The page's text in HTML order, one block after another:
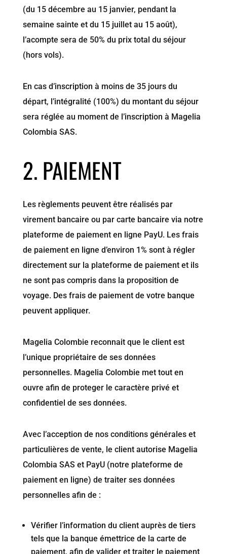
(du 15 décembre au 15 janvier, pendant la
semaine sainte et du 15 juillet au 15 août),
l’acompte sera de 50% du prix total du séjour
(hors vols).
En cas d’inscription à moins de 35 jours du
départ, l’intégralité (100%) du montant du séjour
sera réglée au moment de l’inscription à Magelia
Colombia SAS.
2. PAIEMENT
Les règlements peuvent être réalisés par
virement bancaire ou par carte bancaire via notre
plateforme de paiement en ligne PayU. Les frais
de paiement en ligne d’environ 1% sont à régler
directement sur la plateforme de paiement et ils
ne sont pas compris dans la proposition de
voyage. Des frais de paiement de votre banque
peuvent appliquer.
Magelia Colombie reconnait que le client est
l’unique propriétaire de ses données
personnelles. Magelia Colombie met tout en
ouvre afin de proteger le caractère privé et
confidentiel de ses données.
Avec l’acception de nos conditions générales et
particulières de vente, le client autorise Magelia
Colombia SAS et PayU (notre plateforme de
paiement en ligne) de traiter ses données
personnelles afin de :
Vérifier l’information du client auprès de tiers
tels que la banque émettrice de la carte de
paiement, afin de valider et traiter le paiement